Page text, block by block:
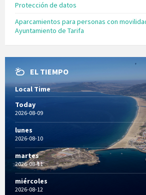
Protección de datos
Aparcamientos para personas con
Ayuntamiento de Tarifa
EL TIEMPO
Local Time
Today
2026-08-09
lunes
2026-08-10
martes
2026-08-11
miércoles
2026-08-12